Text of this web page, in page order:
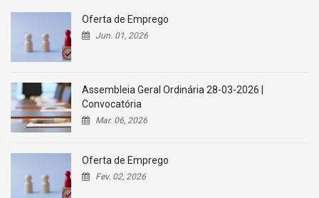
Oferta de Emprego
Jun. 01, 2026
Assembleia Geral Ordinária 28-03-2026 |
Convocatória
Mar. 06, 2026
Oferta de Emprego
Fev. 02, 2026